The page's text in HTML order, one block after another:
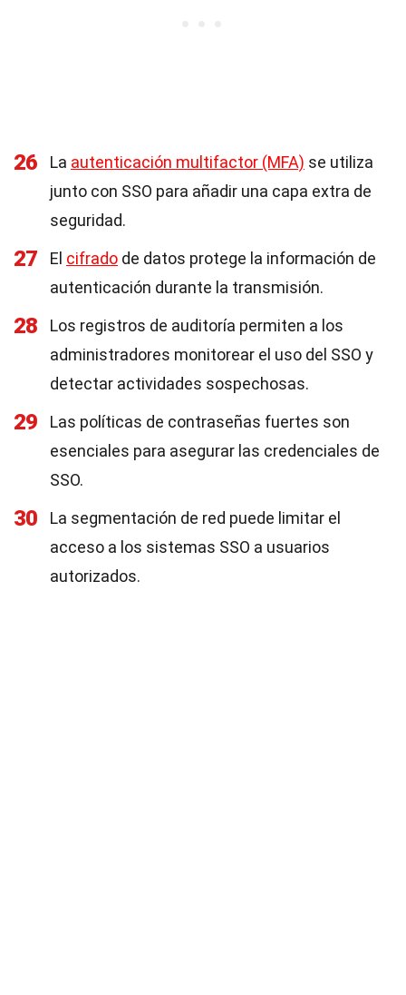
26 La autenticación multifactor (MFA) se utiliza
junto con SSO para añadir una capa extra de
seguridad.
27 El cifrado de datos protege la información de
autenticación durante la transmisión.
28
Los registros de auditoría permiten a los
administradores monitorear el uso del SSO y
detectar actividades sospechosas.
29
Las políticas de contraseñas fuertes son
esenciales para asegurar las credenciales de
SSO.
30
La segmentación de red puede limitar el
acceso a los sistemas SSO a usuarios
autorizados.